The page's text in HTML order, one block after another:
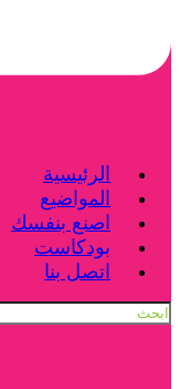
الرئيسية
المواضيع
اصنع بنفسك
بودكاست
اتصل بنا